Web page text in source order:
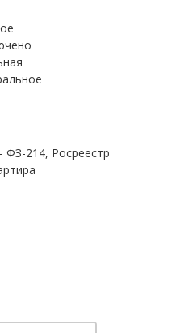
214, Росреестр